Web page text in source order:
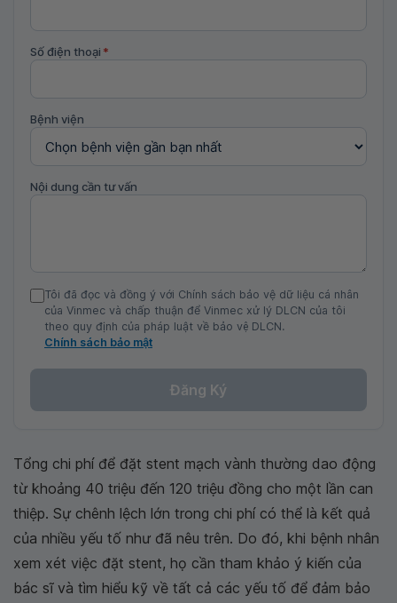
Số điện thoại *
Bệnh viện
Nội dung cần tư vấn
Tôi đã đọc và đồng ý với Chính sách bảo vệ dữ liệu cá nhân
của Vinmec và chấp thuận để Vinmec xử lý DLCN của tôi
theo quy định của pháp luật về bảo vệ DLCN.
Chính sách bảo mật
Đăng Ký
Tổng chi phí để đặt stent mạch vành thường dao động
từ khoảng 40 triệu đến 120 triệu đồng cho một lần can
thiệp. Sự chênh lệch lớn trong chi phí có thể là kết quả
của nhiều yếu tố như đã nêu trên. Do đó, khi bệnh nhân
xem xét việc đặt stent, họ cần tham khảo ý kiến của
bác sĩ và tìm hiểu kỹ về tất cả các yếu tố để đảm bảo